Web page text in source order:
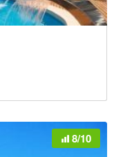
8/10